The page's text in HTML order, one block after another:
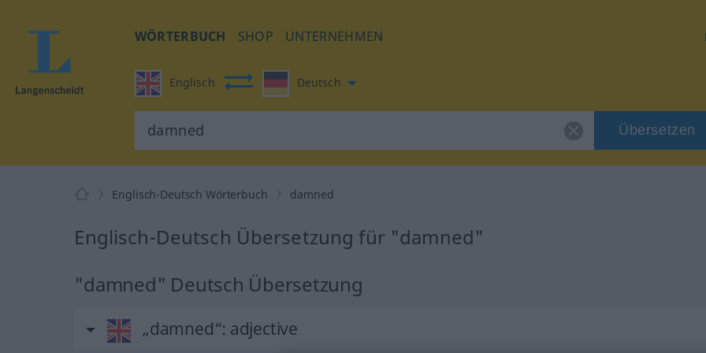
WÖRTERBUCH SHOP UNTERNEHMEN
Englisch Deutsch
Übersetzen
Englisch-Deutsch Wörterbuch damned
Englisch-Deutsch Übersetzung für "damned"
"damned" Deutsch Übersetzung
„damned“: adjective